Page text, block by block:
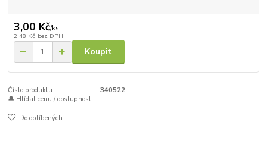
3,00 Kč/ks
2,48 Kč bez DPH
Koupit
Číslo produktu:
340522
🔔 Hlídat cenu / dostupnost
Do oblíbených